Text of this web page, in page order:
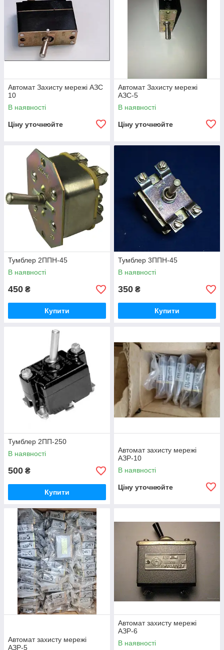
Автомат Захисту мережі АЗС
10
В наявності
Ціну уточнюйте
Автомат Захисту мережі
АЗС-5
В наявності
Ціну уточнюйте
Тумблер 2ППН-45
В наявності
450 ₴
Купити
Тумблер 3ППН-45
В наявності
350 ₴
Купити
Тумблер 2ПП-250
В наявності
500 ₴
Купити
Автомат захисту мережі
АЗР-10
В наявності
Ціну уточнюйте
Автомат захисту мережі
АЗР-5
Автомат захисту мережі
АЗР-6
В наявності